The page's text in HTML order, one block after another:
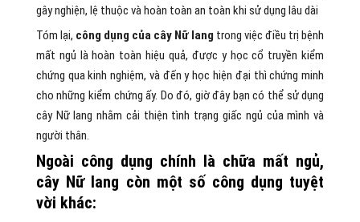
gây nghiện, lệ thuộc và hoàn toàn an toàn khi sử dụng lâu dài
Tóm lại, công dụng của cây Nữ lang trong việc điều trị bệnh
mất ngủ là hoàn toàn hiệu quả, được y học cổ truyền kiểm
chứng qua kinh nghiệm, và đến y học hiện đại thì chứng minh
cho những kiểm chứng ấy. Do đó, giờ đây bạn có thể sử dụng
cây Nữ lang nhằm cải thiện tình trạng giấc ngủ của mình và
người thân.
Ngoài công dụng chính là chữa mất ngủ,
cây Nữ lang còn một số công dụng tuyệt
vời khác: